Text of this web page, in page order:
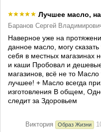
Лучшее масло,
Баранов Сергей
Наверное уже на
данное масло, могу сказать
себя в местных магазинах
и каши Пробовал и
магазинов, всё не то
лучшее! + Масло всегда
изготовления В общем,
следит за Здоровьем
Виктория Образ Жизни